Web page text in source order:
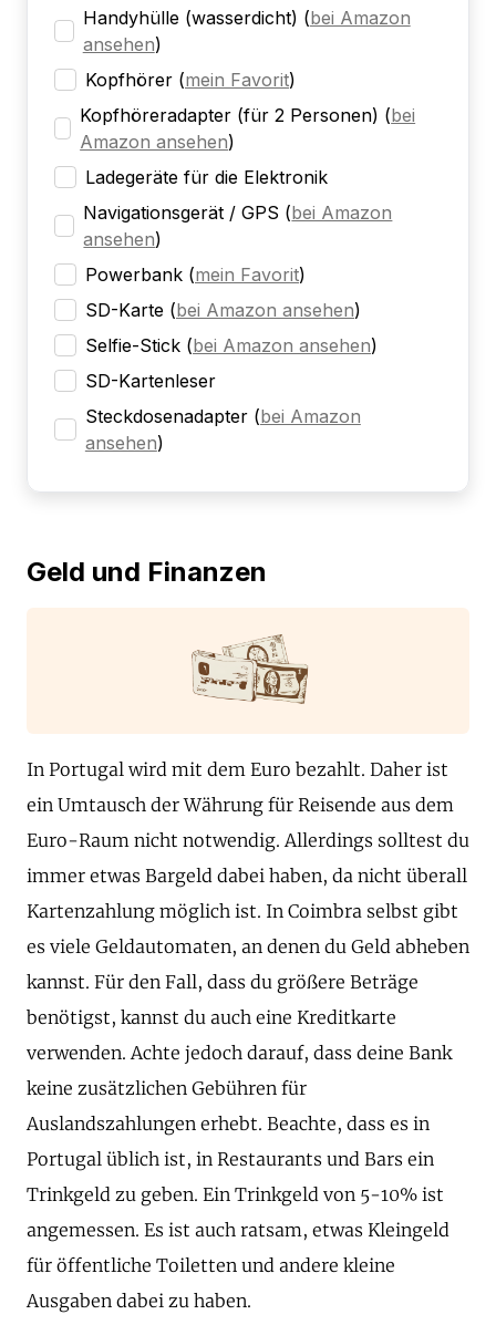
Handyhülle (wasserdicht) (bei Amazon
ansehen)
Kopfhörer (mein Favorit)
Kopfhöreradapter (für 2 Personen) (bei
Amazon ansehen)
Ladegeräte für die Elektronik
Navigationsgerät / GPS (bei Amazon
ansehen)
Powerbank (mein Favorit)
SD-Karte (bei Amazon ansehen)
Selfie-Stick (bei Amazon ansehen)
SD-Kartenleser
Steckdosenadapter (bei Amazon
ansehen)
Geld und Finanzen
In Portugal wird mit dem Euro bezahlt. Daher ist
ein Umtausch der Währung für Reisende aus dem
Euro-Raum nicht notwendig. Allerdings solltest du
immer etwas Bargeld dabei haben, da nicht überall
Kartenzahlung möglich ist. In Coimbra selbst gibt
es viele Geldautomaten, an denen du Geld abheben
kannst. Für den Fall, dass du größere Beträge
benötigst, kannst du auch eine Kreditkarte
verwenden. Achte jedoch darauf, dass deine Bank
keine zusätzlichen Gebühren für
Auslandszahlungen erhebt. Beachte, dass es in
Portugal üblich ist, in Restaurants und Bars ein
Trinkgeld zu geben. Ein Trinkgeld von 5-10% ist
angemessen. Es ist auch ratsam, etwas Kleingeld
für öffentliche Toiletten und andere kleine
Ausgaben dabei zu haben.